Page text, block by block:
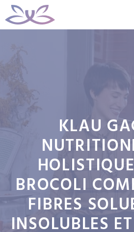
Aller
au
KLAU
BROCOLI
FIBRES
INSOLUBLES